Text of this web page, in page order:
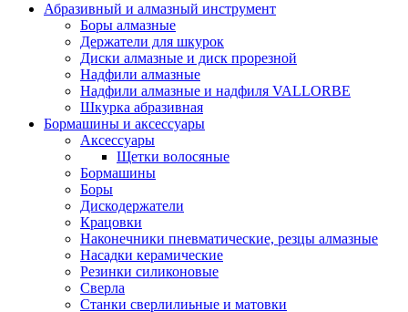
Абразивный и алмазный инструмент
Боры алмазные
Держатели для шкурок
Диски алмазные и диск прорезной
Надфили алмазные
Надфили алмазные и надфиля VALLORBE
Шкурка абразивная
Бормашины и аксессуары
Аксессуары
Щетки волосяные
Бормашины
Боры
Дискодержатели
Крацовки
Наконечники пневматические, резцы алмазные
Насадки керамические
Резинки силиконовые
Сверла
Станки сверлилиьные и матовки